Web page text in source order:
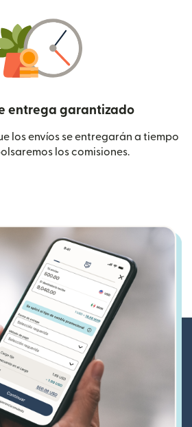
entrega garantizado
los envíos se entregarán a tiempo
los comisiones.